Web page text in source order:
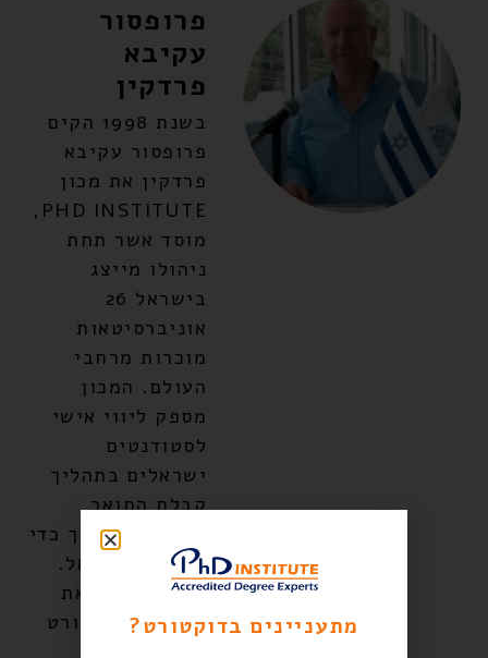
פרופסור
עקיבא
פרדקין
בשנת 1998 הקים
פרופסור עקיבא
פרדקין את מכון
PHD INSTITUTE,
מוסד אשר תחת
ניהולו מייצג
בישראל 26
אוניברסיטאות
מוכרות מרחבי
העולם. המכון
מספק ליווי אישי
לסטודנטים
ישראלים בתהליך
קבלת התואר
לדוקטורט, תוך כדי
שהותם בישראל.
עד כה סיימו את
לימודי הדוקטורטמתעניינים בדוקטורט?